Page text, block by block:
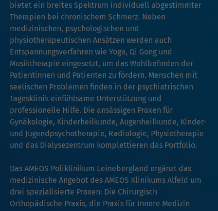
bietet ein breites Spektrum individuell abgestimmter
Therapien bei chronischem Schmerz. Neben
medizinischen, psychologischen und
physiotherapeutischen Ansätzen werden auch
Entspannungsverfahren wie Yoga, Qi Gong und
Musiktherapie eingesetzt, um das Wohlbefinden der
Patientinnen und Patienten zu fördern. Menschen mit
seelischen Problemen finden in der psychiatrischen
Tagesklinik einfühlsame Unterstützung und
professionelle Hilfe. Die ansässigen Praxen für
Gynäkologie, Kinderheilkunde, Augenheilkunde, Kinder-
und Jugendpsychotherapie, Radiologie, Physiotherapie
und das Dialysezentrum komplettieren das Portfolio.
Das AMEOS Poliklinikum Leinebergland ergänzt das
medizinische Angebot des AMEOS Klinikums Alfeld um
drei spezialisierte Praxen: Die Chirurgisch
Orthopädische Praxis, die Praxis für Innere Medizin